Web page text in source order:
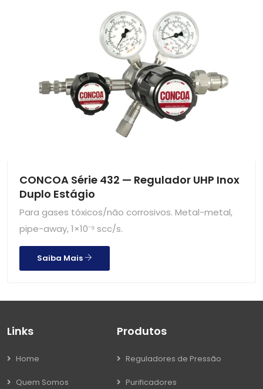
CONCOA Série 432 — Regulador UHP Inox
Duplo Estágio
Para gases tóxicos/não corrosivos. Metal-metal,
pipe-away, 1×10⁻⁹ scc/s.
Saiba Mais
Links
Home
Quem Somos
Produtos
Reguladores de Pressão
Purificadores